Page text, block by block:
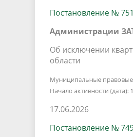
Постановление № 751
Администрации
Об исключении
области
Муниципальные
Начало активности (дата):
17.06.2026
Постановление №